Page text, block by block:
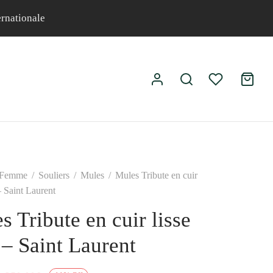
/ Souliers / Mules / Mules Tribute en cuir
Saint Laurent
Tribute en cuir lisse
Saint Laurent